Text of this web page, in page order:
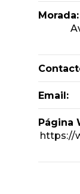
Morada:
Email:
Página
https://